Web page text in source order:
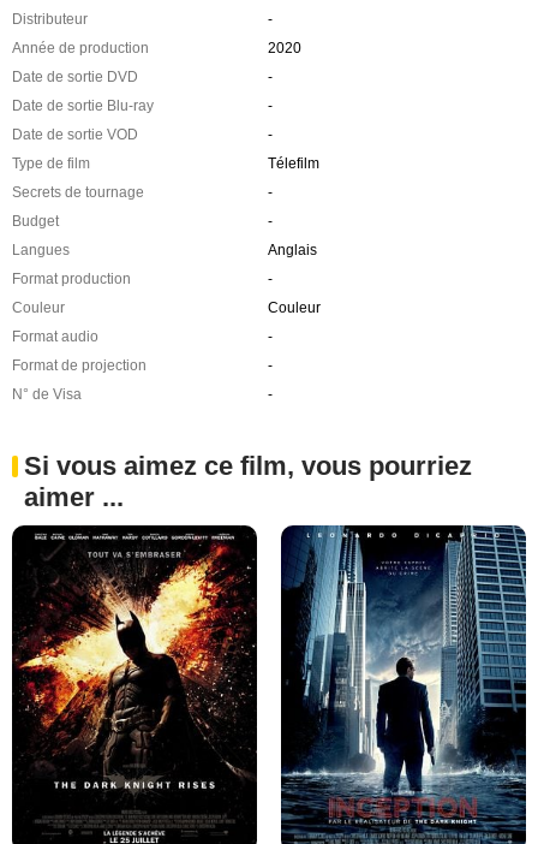
Distributeur
-
Année de production
2020
Date de sortie DVD
-
Date de sortie Blu-ray
-
Date de sortie VOD
-
Type de film
Télefilm
Secrets de tournage
-
Budget
-
Langues
Anglais
Format production
-
Couleur
Couleur
Format audio
-
Format de projection
-
N° de Visa
-
Si vous aimez ce film, vous pourriez
aimer ...